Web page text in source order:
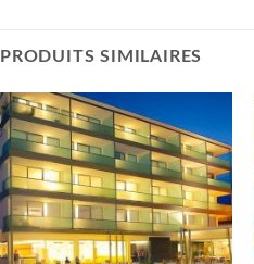
PRODUITS SIMILAIRES